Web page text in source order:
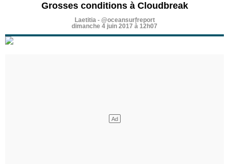
Grosses conditions à Cloudbreak
Laetitia- @oceansurfreport
dimanche 4 juin 2017 à 12h07